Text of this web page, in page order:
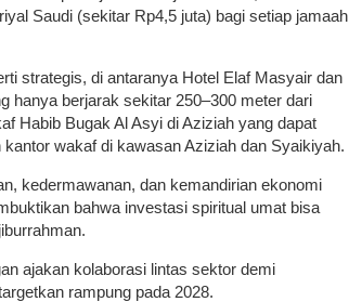
Saudi (sekitar Rp4,5 juta) bagi setiap jamaah
strategis, di antaranya Hotel Elaf Masyair dan
hanya berjarak sekitar 250–300 meter dari
Habib Bugak Al Asyi di Aziziah yang dapat
wakaf di kawasan Aziziah dan Syaikiyah.
kedermawanan, dan kemandirian ekonomi
bahwa investasi spiritual umat bisa
ajakan kolaborasi lintas sektor demi
rampung pada 2028.